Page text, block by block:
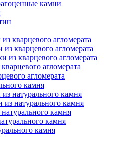
камни
кварцевого агломерата
кварцевого агломерата
из кварцевого агломерата
агломерата
агломерата
камня
натурального камня
натурального камня
камня
камня
камня